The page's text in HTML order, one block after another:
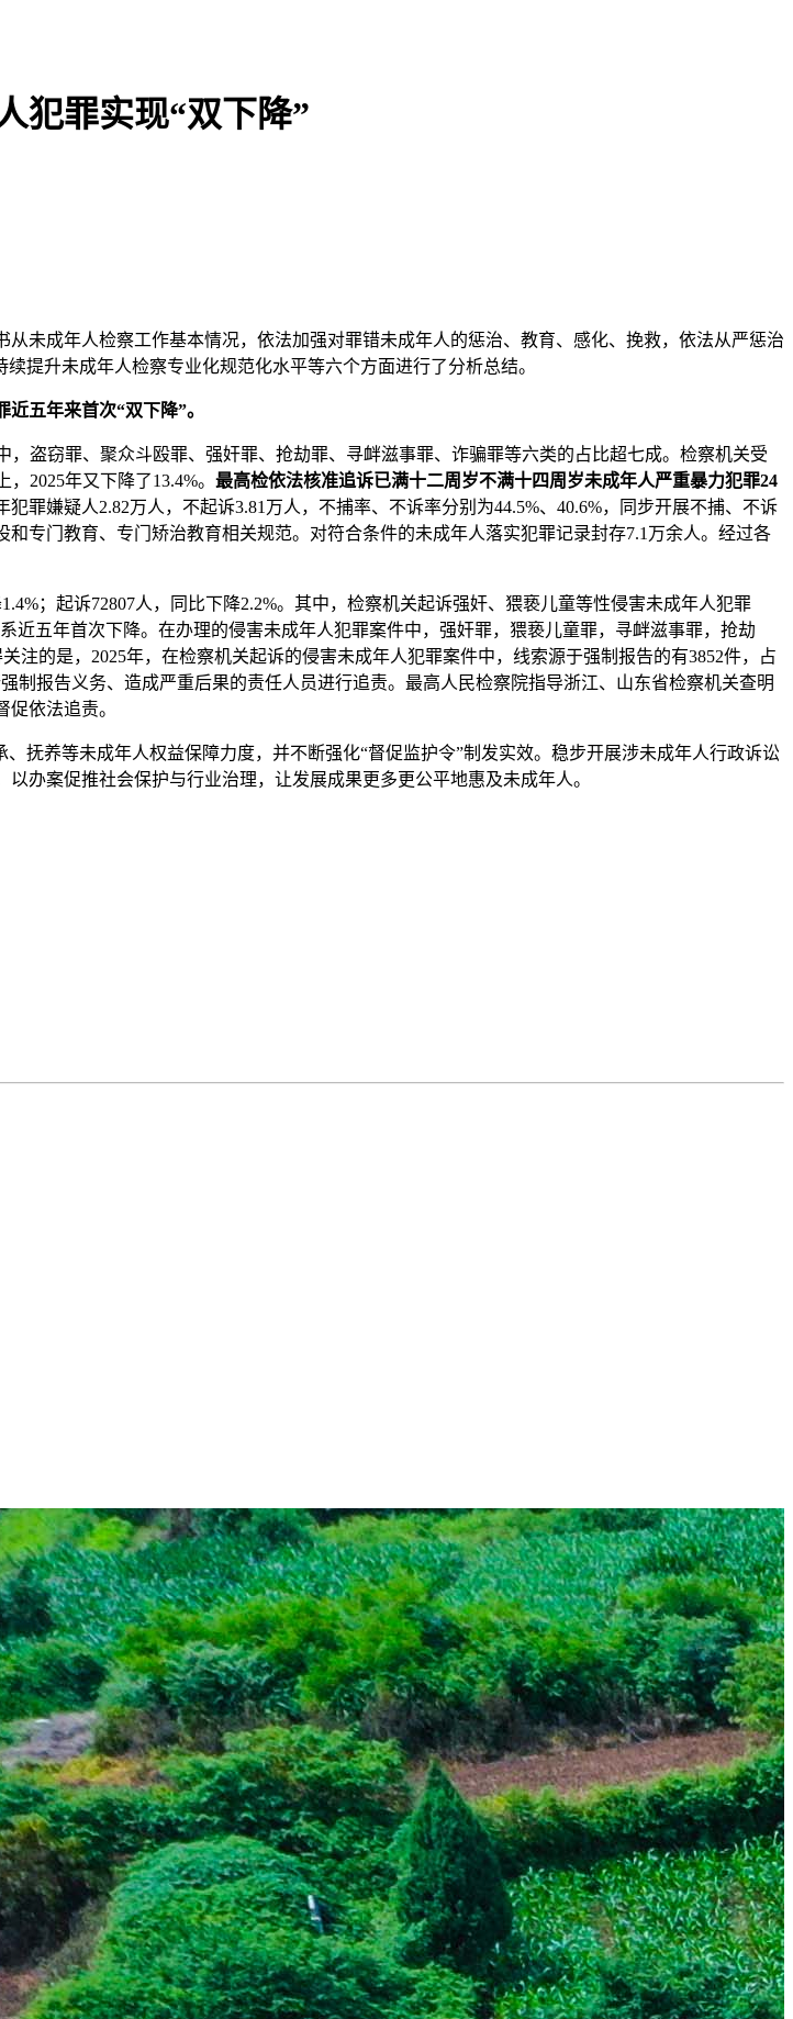
犯罪实现“双下降”
成年人检察工作基本情况，依法加强对罪错未成年人的惩治、教育、感化、挽救，依法从严惩治
提升未成年人检察专业化规范化水平等六个方面进行了分析总结。
五年来首次“双下降”。
窃罪、聚众斗殴罪、强奸罪、抢劫罪、寻衅滋事罪、诈骗罪等六类的占比超七成。检察机关受
2025年又下降了13.4%。 最高检依法核准追诉已满十二周岁不满十四周岁未成年人严重暴力犯罪24
犯罪嫌疑人2.82万人，不起诉3.81万人，不捕率、不诉率分别为44.5%、40.6%，同步开展不捕、不诉
专门教育、专门矫治教育相关规范。对符合条件的未成年人落实犯罪记录封存7.1万余人。经过各
；起诉72807人，同比下降2.2%。其中，检察机关起诉强奸、猥亵儿童等性侵害未成年人犯罪
近五年首次下降。在办理的侵害未成年人犯罪案件中，强奸罪，猥亵儿童罪，寻衅滋事罪，抢劫
的是，2025年，在检察机关起诉的侵害未成年人犯罪案件中，线索源于强制报告的有3852件，占
制报告义务、造成严重后果的责任人员进行追责。最高人民检察院指导浙江、山东省检察机关查明
依法追责。
养等未成年人权益保障力度，并不断强化“督促监护令”制发实效。稳步开展涉未成年人行政诉讼
办案促推社会保护与行业治理，让发展成果更多更公平地惠及未成年人。